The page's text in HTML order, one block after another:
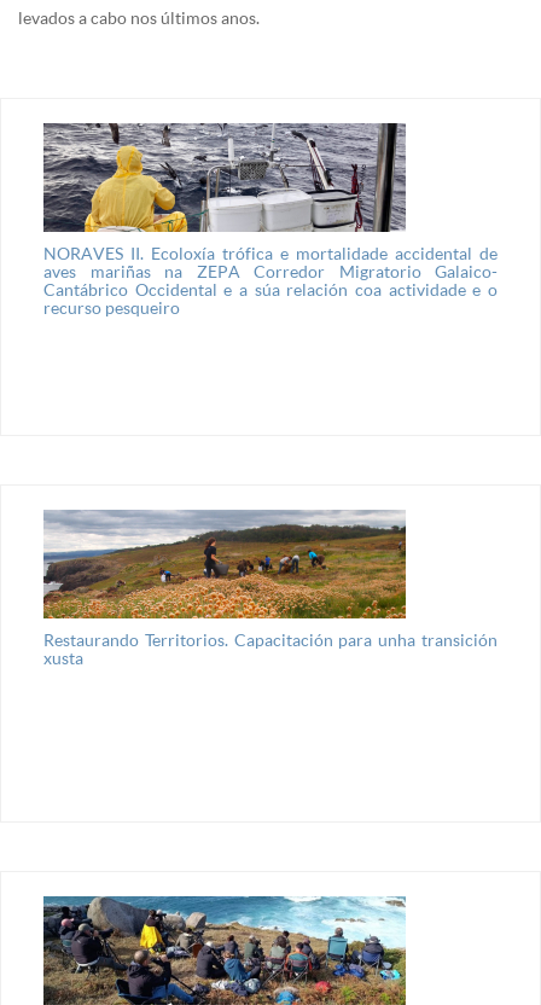
levados a cabo nos últimos anos.
NORAVES II. Ecoloxía trófica e mortalidade accidental de
aves mariñas na ZEPA Corredor Migratorio Galaico-
Cantábrico Occidental e a súa relación coa actividade e o
recurso pesqueiro
Restaurando Territorios. Capacitación para unha transición
xusta